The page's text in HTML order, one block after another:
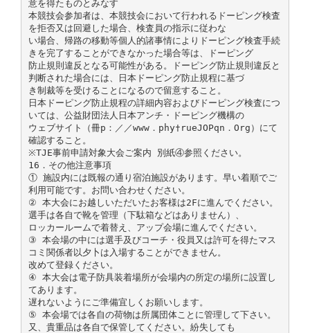
意を得たものとみなす
本競技会参加者は、本競技会において行われるドーピング検査
を拒否又は回避した場合、検査員の指示に従わな
い場合、帰路の移動等個人的諸事情によりドーピング検査手続
きを完了することができなかった場合等は、ドーピング
防止規則違反となる可能性がある。ドーピング防止規則違反と
判断された場合には、日本ドーピング防止規程に基づ
き制裁等を受けることになるので留意すること。
日本ドーピング防止規程の詳細内容およびドーピング検査につ
いては、公益財団法人日本アンチ・ドーピング機構の
ウェブサイト（冊p：／／www．phy†rueJOPqn．Org）にて
確認すること。
※TJE事前申請対象大会ご案内 別紙④参照ください。
16．その他注意事項
① 施設内には既報の通り宿泊施設があります。早い着順でご
利用可能です。お問い合わせください。
② 本大会にお越しいただいたお客様は2Fに進んでください。
選手は各自で靴を管理（下駄箱などはありません）、
ロッカールームで着替え、アップ会場に進んでください。
③ 本会場の中には選手及びコーチ・役員又は許可を得たマス
コミ関係者以夕卜は入場することができません。
改めて登録ください。
④ 本大会は電子防具装着場所が会場内の所定の場所に設置し
てあります。
遅れないようにご準備宜しくお願いします。
⑤ 本会場では各自の荷物は所属団体ことに管理して下さい。
又、貴重品は各自で保管してください。紛失しても